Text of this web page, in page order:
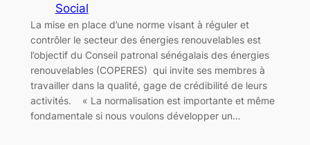
Social
La mise en place d’une norme visant à réguler et
contrôler le secteur des énergies renouvelables est
l’objectif du Conseil patronal sénégalais des énergies
renouvelables (COPERES) qui invite ses membres à
travailler dans la qualité, gage de crédibilité de leurs
activités. « La normalisation est importante et même
fondamentale si nous voulons développer un…